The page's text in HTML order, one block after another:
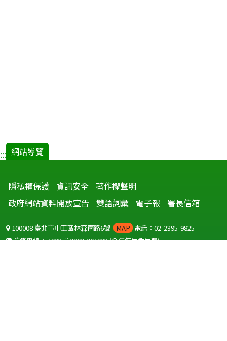
::: 網站導覽
隱私權保護 資訊安全 著作權聲明
政府網站資料開放宣告
雙語詞彙 電子報 署長信箱
100008 臺北市中正區林森南路6號 MAP 電話：02-2395-9825
防疫專線：1922或0800-001922(全年無休免付費)